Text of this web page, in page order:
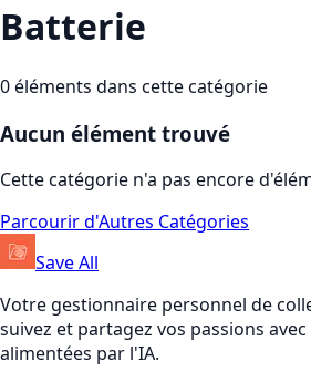
Batterie
0éléments dans cette catégorie
Aucun élément trouvé
Cette catégorie n'a pas encore
Parcourir d'Autres Catégories
Save All
Votre gestionnaire personnel de
suivez et partagez vos passions avec
alimentées par l'IA.